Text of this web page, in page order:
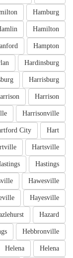
Hamburg
Hamilton
Hampton
Hardinsburg
Harrisburg
Harrison
Harrisonville
Hart
City
Hartsville
Hastings
Hawesville
Hayesville
Hazard
Hebbronville
Helena
Helena